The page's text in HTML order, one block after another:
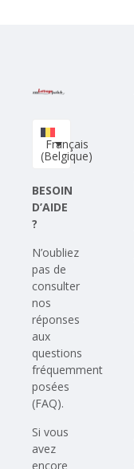
Français
(Belgique)
BESOIN
D’AIDE
?
N’oubliez
pas de
consulter
nos
réponses
aux
questions
fréquemment
posées
(FAQ).
Si vous
avez
encore